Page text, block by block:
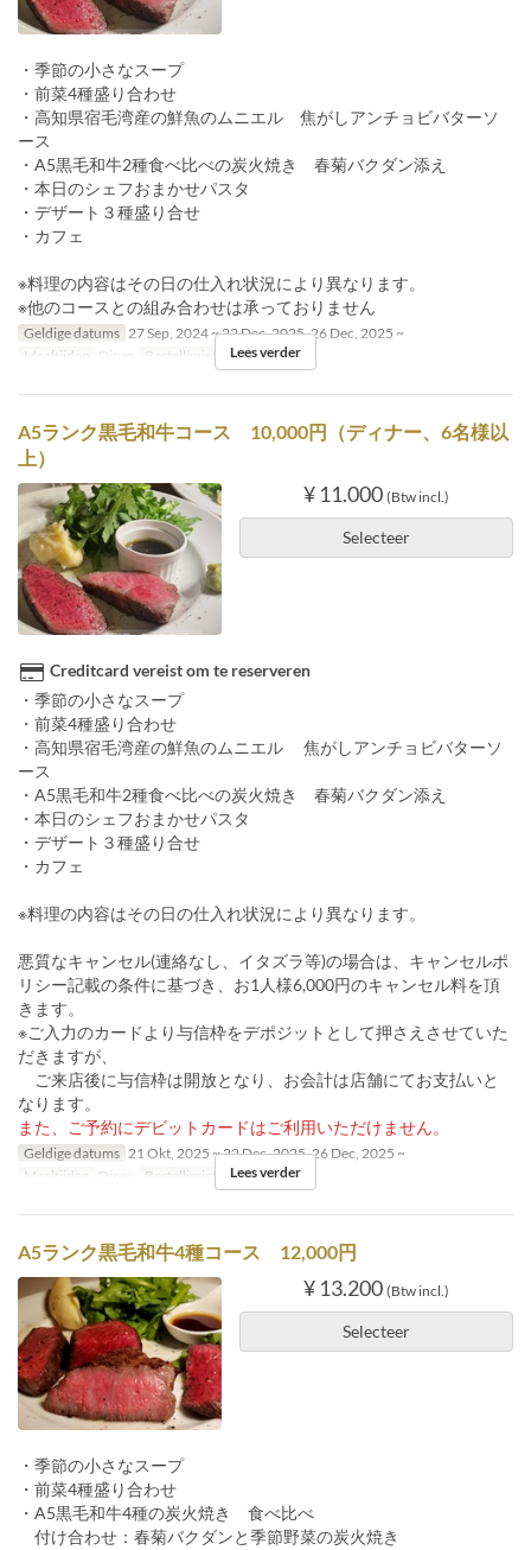
・季節の小さなスープ
・前菜4種盛り合わせ
・高知県宿毛湾産の鮮魚のムニエル 焦がしアンチョビバターソ
ース
・A5黒毛和牛2種食べ比べの炭火焼き 春菊バクダン添え
・本日のシェフおまかせパスタ
・デザート３種盛り合せ
・カフェ
※料理の内容はその日の仕入れ状況により異なります。
※他のコースとの組み合わせは承っておりません
Geldige datums 27 Sep, 2024 ~ 22 Dec, 2025, 26 Dec, 2025 ~
Maaltijden
Diner Bestellimiet 2 ~ 5
Lees verder
A5ランク黒毛和牛コース 10,000円（ディナー、6名様以
上）
¥ 11.000 (Btw incl.)
Selecteer
Creditcard vereist om te reserveren
・季節の小さなスープ
・前菜4種盛り合わせ
・高知県宿毛湾産の鮮魚のムニエル 焦がしアンチョビバターソ
ース
・A5黒毛和牛2種食べ比べの炭火焼き 春菊バクダン添え
・本日のシェフおまかせパスタ
・デザート３種盛り合せ
・カフェ
※料理の内容はその日の仕入れ状況により異なります。
悪質なキャンセル(連絡なし、イタズラ等)の場合は、キャンセルポ
リシー記載の条件に基づき、お1人様6,000円のキャンセル料を頂
きます。
※ご入力のカードより与信枠をデポジットとして押さえさせていた
だきますが、
ご来店後に与信枠は開放となり、お会計は店舗にてお支払いと
なります。
また、ご予約にデビットカードはご利用いただけません。
Geldige datums 21 Okt, 2025 ~ 22 Dec, 2025, 26 Dec, 2025 ~
Maaltijden
Diner Bestellimiet 6 ~
Lees verder
A5ランク黒毛和牛4種コース 12,000円
¥ 13.200 (Btw incl.)
Selecteer
・季節の小さなスープ
・前菜4種盛り合わせ
・A5黒毛和牛4種の炭火焼き 食べ比べ
付け合わせ：春菊バクダンと季節野菜の炭火焼き